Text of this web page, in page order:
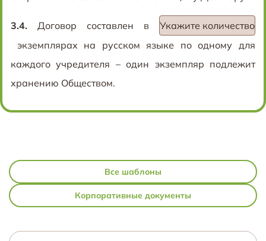
3.4. Договор составлен в Укажите количество
экземплярах на русском языке по одному для
каждого учредителя – один экземпляр подлежит
хранению Обществом.
Все шаблоны
Корпоративные документы